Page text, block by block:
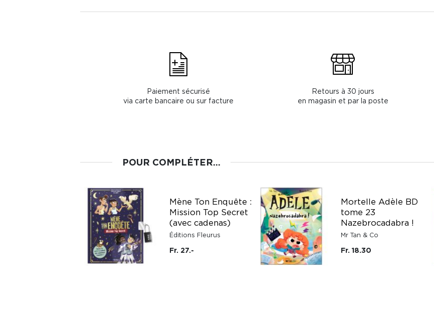
Paiement sécurisé
via carte bancaire ou sur facture
Retours à 30 jours
en magasin et par la poste
POUR COMPLÉTER...
Mène Ton Enquête :
Mission Top Secret
(avec cadenas)
Éditions Fleurus
Fr. 27.-
Mortelle Adèle BD
tome 23
Nazebrocadabra !
Mr Tan & Co
Fr. 18.30